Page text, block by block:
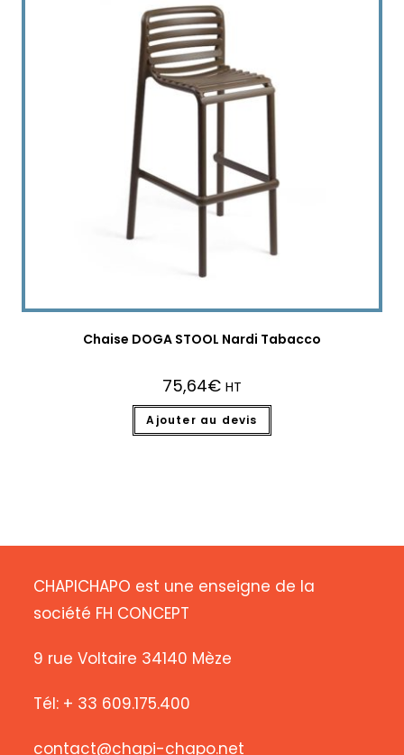
Chaise DOGA STOOL Nardi Tabacco
75,64€ HT
Ajouter au devis
CHAPICHAPO est une enseigne de la
société FH CONCEPT
9 rue Voltaire 34140 Mèze
Tél: + 33 609.175.400
contact@chapi-chapo.net